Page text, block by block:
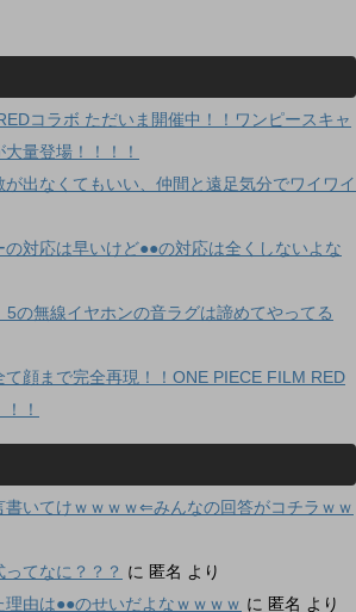
コラボ ただいま開催中！！ワンピースキャ
量登場！！！！
が出なくてもいい、仲間と遠足気分でワイワイ
の対応は早いけど●●の対応は全くしないよな
5の無線イヤホンの音ラグは諦めてやってる
て顔まで完全再現！！ONE PIECE FILM RED
！
書いてけｗｗｗｗ⇐みんなの回答がコチラｗｗ
ってなに？？？ に 匿名 より
理由は●●のせいだよなｗｗｗｗ に 匿名 より